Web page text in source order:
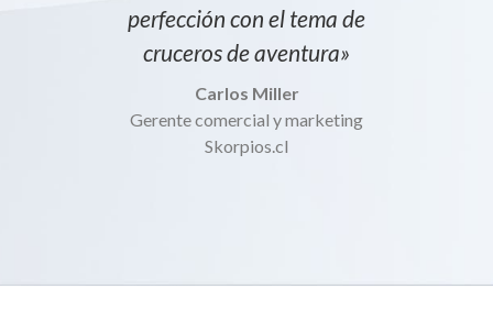
perfección con el tema de
cruceros de aventura»
Carlos Miller
Gerente comercial y marketing
Skorpios.cl